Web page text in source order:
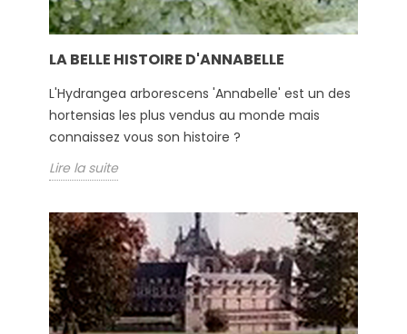
LA BELLE HISTOIRE D'ANNABELLE
L'Hydrangea arborescens 'Annabelle' est un des
hortensias les plus vendus au monde mais
connaissez vous son histoire ?
Lire la suite